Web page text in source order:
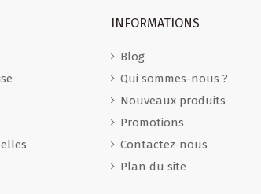
INFORMATIONS
Blog
Qui sommes-nous ?
Nouveaux produits
Promotions
Contactez-nous
Plan du site